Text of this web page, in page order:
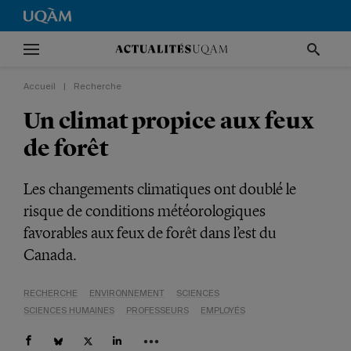
Accueil Recherche
Un climat propice aux feux
de forêt
Les changements climatiques ont doublé le
risque de conditions météorologiques
favorables aux feux de forêt dans l’est du
Canada.
RECHERCHE ENVIRONNEMENT
SCIENCES
SCIENCES HUMAINES
PROFESSEURS EMPLOYÉS